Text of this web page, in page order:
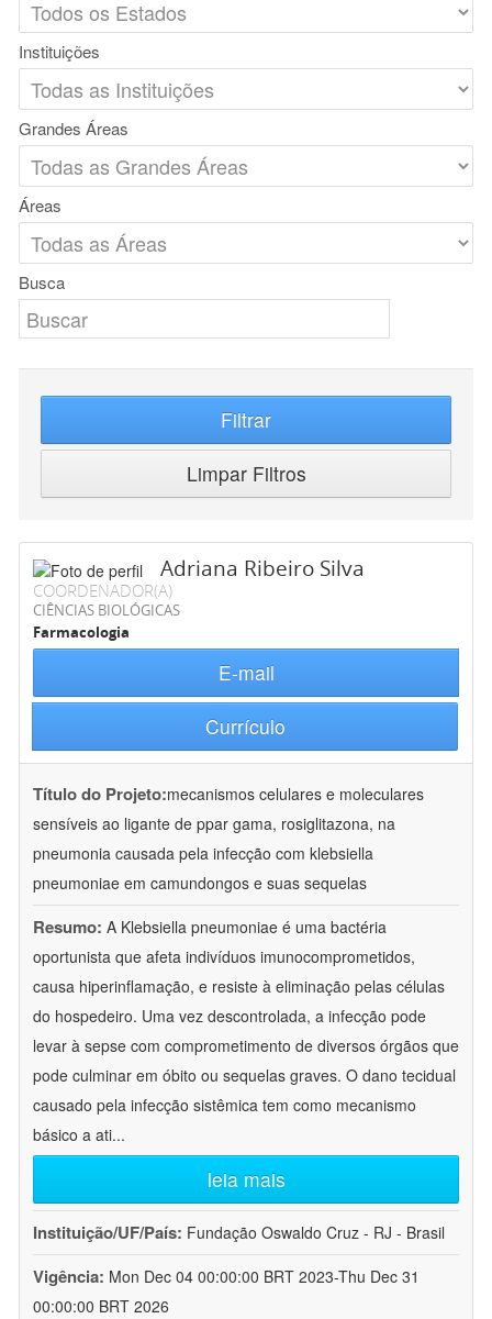
Instituições
Grandes Áreas
Áreas
Busca
Filtrar
Limpar Filtros
Adriana Ribeiro Silva
COORDENADOR(A)
CIÊNCIAS BIOLÓGICAS
Farmacologia
E-mail
Currículo
Título do Projeto:mecanismos celulares e moleculares
sensíveis ao ligante de ppar gama, rosiglitazona, na
pneumonia causada pela infecção com klebsiella
pneumoniae em camundongos e suas sequelas
Resumo: A Klebsiella pneumoniae é uma bactéria
oportunista que afeta indivíduos imunocomprometidos,
causa hiperinflamação, e resiste à eliminação pelas células
do hospedeiro. Uma vez descontrolada, a infecção pode
levar à sepse com comprometimento de diversos órgãos que
pode culminar em óbito ou sequelas graves. O dano tecidual
causado pela infecção sistêmica tem como mecanismo
básico a ati...
leia mais
Instituição/UF/País: Fundação Oswaldo Cruz - RJ - Brasil
Vigência: Mon Dec 04 00:00:00 BRT 2023-Thu Dec 31
00:00:00 BRT 2026